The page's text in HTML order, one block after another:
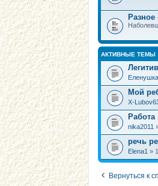
Разное
АКТИВНЫЕ ТЕМЫ
Eленушка
Мой
X-
nika2011
речь
Elena1 »
Вернуться к